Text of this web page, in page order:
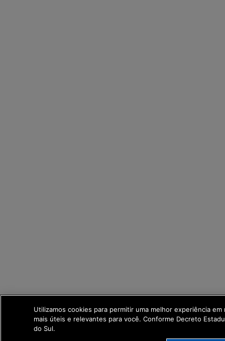
Utilizamos cookies para permitir uma melhor experiência
mais úteis e relevantes para você. Conforme Decreto
do Sul.